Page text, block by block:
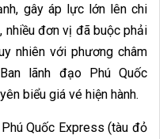
gây áp lực lớn lên chi
nhiều đơn vị đã buộc phải
nhiên với phương châm
lãnh đạo Phú Quốc
biểu giá vé hiện hành.
Quốc Express (tàu đỏ